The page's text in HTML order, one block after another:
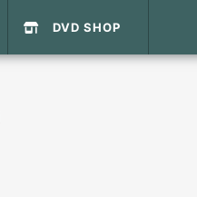
DVD SHOP